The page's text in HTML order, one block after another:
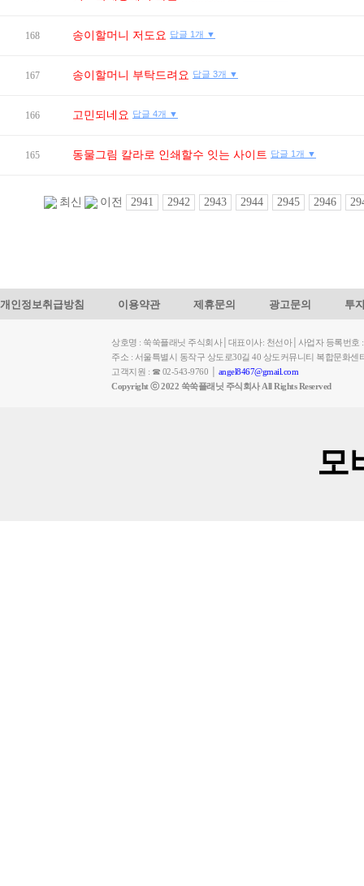
168 송이할머니 저도요 답글 1개 ▼
167 송이할머니 부탁드려요 답글 3개 ▼
166 고민되네요 답글 4개 ▼
165 동물그림 칼라로 인쇄할수 잇는 사이트 답글 1개 ▼
최신 이전 2941 2942 2943 2944 2945 2946
개인정보취급방침 이용약관 제휴문의 광고문의 투
상호명 : 쑥쑥플래닛 주식회사│대표이사: 천선아│사업자 등록번호
주소 : 서울특별시 동작구 상도로30길 40 상도커뮤니티 복합문화
고객지원 : ☎ 02-543-9760 │ angel8467@gmail.com
Copyright ⓒ 2022 쑥쑥플래닛 주식회사 All Rights Reserved
모